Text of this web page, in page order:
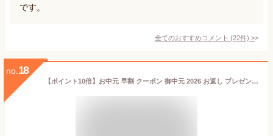
です。
全てのおすすめコメント (22件) >
no. 18
【ポイント10倍】お中元 早割 クーポン 御中元 2026 お返し プレゼント 2026 百貨店で人気 お菓子 【パティスリーキハチ 公式】 人気 おしゃれ 高級 ギフト ランキング 洋菓子 内祝い お返し キハチ 焼き菓子 焼菓子 8種20個入 手土産 スイーツ 詰め合わせ